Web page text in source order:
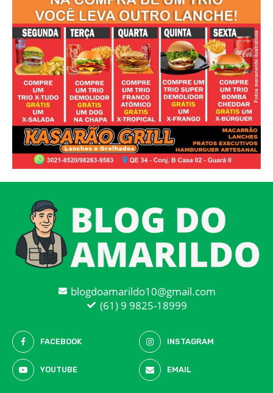
blogdoamarildo10@gmail.com
(61) 9 9825-18999
FACEBOOK INSTAGRAM
YOUTUBE EMAIL